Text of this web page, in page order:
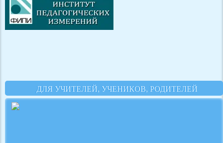
ДЛЯ УЧИТЕЛЕЙ, УЧЕНИКОВ, РОДИТЕЛЕЙ